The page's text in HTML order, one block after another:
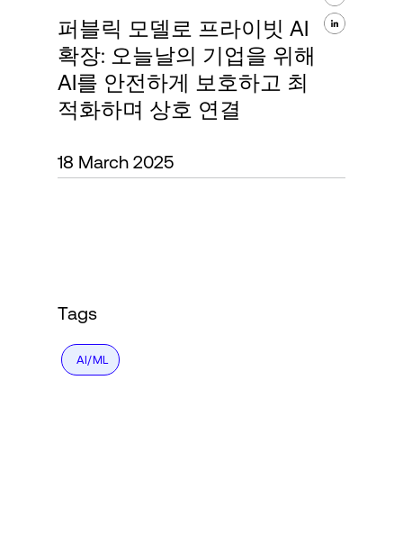
전문성 및 리소스
소개
퍼블릭 모델로 프라이빗 AI
확장: 오늘날의 기업을 위해
AI를 안전하게 보호하고 최
적화하며 상호 연결
18 March 2025
Tags
AI/ML